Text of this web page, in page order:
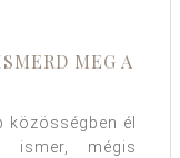
MEG A
él
ismer, mégis